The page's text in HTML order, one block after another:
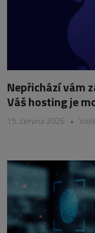
Nepřichází vám
Váš hosting je
15. června 2026 •